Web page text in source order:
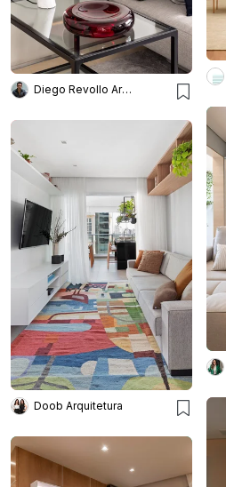
Diego Revollo Arquitetura
Doob Arquitetura